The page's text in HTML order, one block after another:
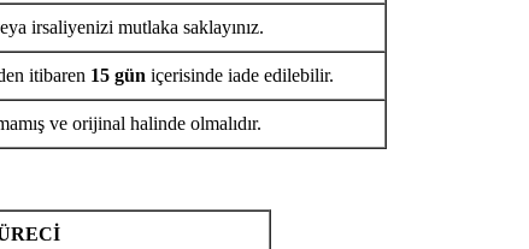
irsaliyenizi mutlaka saklayınız.
itibaren 15 gün içerisinde iade edilebilir.
ve orijinal halinde olmalıdır.